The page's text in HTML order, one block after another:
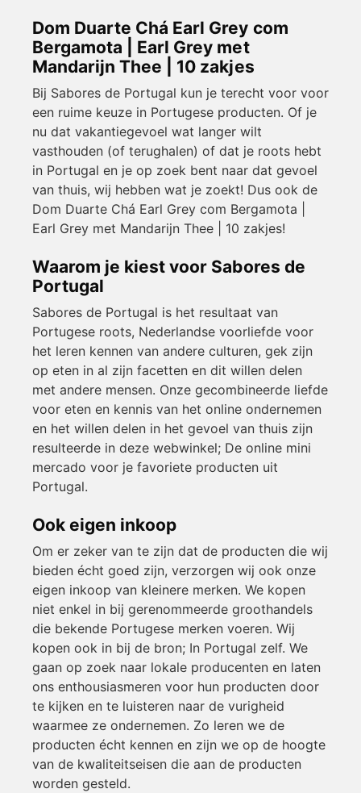
Dom Duarte Chá Earl Grey com
Bergamota | Earl Grey met
Mandarijn Thee | 10 zakjes
Bij Sabores de Portugal kun je terecht voor voor
een ruime keuze in Portugese producten. Of je
nu dat vakantiegevoel wat langer wilt
vasthouden (of terughalen) of dat je roots hebt
in Portugal en je op zoek bent naar dat gevoel
van thuis, wij hebben wat je zoekt! Dus ook de
Dom Duarte Chá Earl Grey com Bergamota |
Earl Grey met Mandarijn Thee | 10 zakjes!
Waarom je kiest voor Sabores de
Portugal
Sabores de Portugal is het resultaat van
Portugese roots, Nederlandse voorliefde voor
het leren kennen van andere culturen, gek zijn
op eten in al zijn facetten en dit willen delen
met andere mensen. Onze gecombineerde liefde
voor eten en kennis van het online ondernemen
en het willen delen in het gevoel van thuis zijn
resulteerde in deze webwinkel; De online mini
mercado voor je favoriete producten uit
Portugal.
Ook eigen inkoop
Om er zeker van te zijn dat de producten die wij
bieden écht goed zijn, verzorgen wij ook onze
eigen inkoop van kleinere merken. We kopen
niet enkel in bij gerenommeerde groothandels
die bekende Portugese merken voeren. Wij
kopen ook in bij de bron; In Portugal zelf. We
gaan op zoek naar lokale producenten en laten
ons enthousiasmeren voor hun producten door
te kijken en te luisteren naar de vurigheid
waarmee ze ondernemen. Zo leren we de
producten écht kennen en zijn we op de hoogte
van de kwaliteitseisen die aan de producten
worden gesteld.